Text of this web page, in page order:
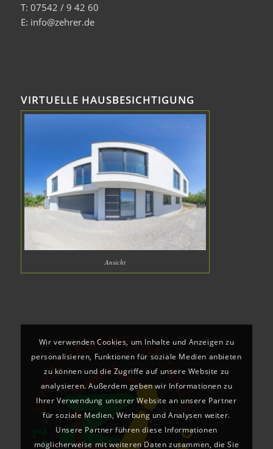
T: 07542 / 9 42 60
E: info@zehrer.de
VIRTUELLE HAUSBESICHTIGUNG
Ansicht
Wir verwenden Cookies, um Inhalte und Anzeigen zu
personalisieren, Funktionen für soziale Medien anbieten
zu können und die Zugriffe auf unsere Website zu
analysieren. Außerdem geben wir Informationen zu
Ihrer Verwendung unserer Website an unsere Partner
für soziale Medien, Werbung und Analysen weiter.
Unsere Partner führen diese Informationen
möglicherweise mit weiteren Daten zusammen, die Sie